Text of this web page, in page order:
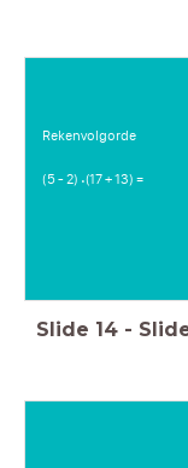
Rekenvolgorde
(5 - 2) (17 + 13) =
⋅
Slide 14 -